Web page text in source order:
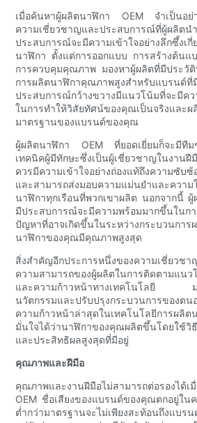
เมื่อค้นหาผู้ผลิตนาฬิกา OEM จำเป็นอย่า
ความเชี่ยวชาญและประสบการณ์ที่ผู้ผลิต
ประสบการณ์จะมีความเข้าใจอย่างลึกซึ้งเ
นาฬิกา ตั้งแต่การออกแบบ การสร้างต้นแ
การควบคุมคุณภาพ มองหาผู้ผลิตที่มีประวั
การผลิตนาฬิกาคุณภาพสูงสำหรับแบร
ประสบการณ์กว้างขวางมีแนวโน้มที่จะมีคว
ในการทำให้วิสัยทัศน์ของคุณเป็นจริงและ
มาตรฐานของแบรนด์ของคุณ
ผู้ผลิตนาฬิกา OEM ที่ยอดเยี่ยมก็จะมีทีม
เทคนิคผู้มีทักษะซึ่งเป็นผู้เชี่ยวชาญในงาน
ควรมีความเข้าใจอย่างถ่องแท้ถึงความซับ
และสามารถส่งมอบความแม่นยำและความ
นาฬิกาทุกเรือนที่พวกเขาผลิต นอกจากนี้
มีประสบการณ์จะมีความพร้อมมากขึ้นในก
ปัญหาที่อาจเกิดขึ้นในระหว่างกระบวนก
นาฬิกาของคุณมีคุณภาพสูงสุด
สิ่งสำคัญอีกประการหนึ่งของความเชี่ยวช
ความสามารถของผู้ผลิตในการติดตามแนว
และความก้าวหน้าทางเทคโนโลยี มอ
นวัตกรรมและปรับปรุงกระบวนการของตน
ความก้าวหน้าล่าสุดในเทคโนโลยีการผ
มั่นใจได้ว่านาฬิกาของคุณผลิตขึ้นโดยใช้วิ
และประสิทธิผลสูงสุดที่มีอยู่
คุณภาพและฝีมือ
คุณภาพและงานฝีมือไม่สามารถต่อรองได้เ
OEM ชื่อเสียงของแบรนด์ของคุณตกอยู่ใน
ต่ำกว่ามาตรฐานจะไม่เพียงสะท้อนถึงแบร